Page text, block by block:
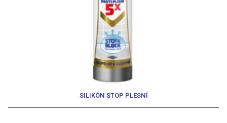
SILIKÓN STOP PLESNÍ